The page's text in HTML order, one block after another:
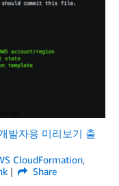
발자용 미리보기 출
CloudFormation,
Share